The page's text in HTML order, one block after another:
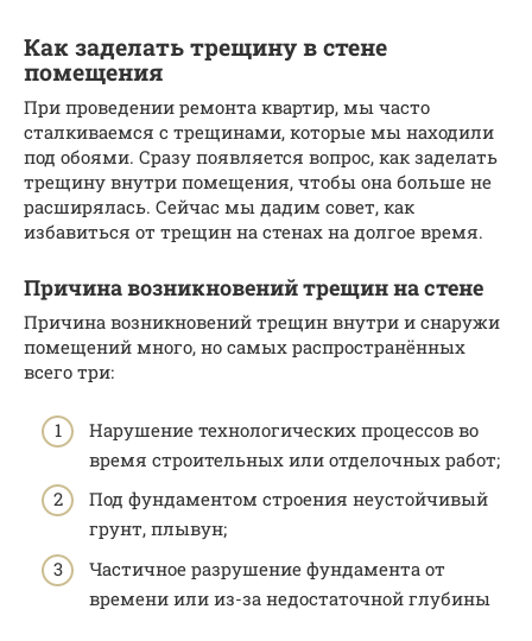
Как заделать трещину в стене
помещения
При проведении ремонта квартир, мы часто
сталкиваемся с трещинами, которые мы находили
под обоями. Сразу появляется вопрос, как заделать
трещину внутри помещения, чтобы она больше не
расширялась. Сейчас мы дадим совет, как
избавиться от трещин на стенах на долгое время.
Причина возникновений трещин на стене
Причина возникновений трещин внутри и снаружи
помещений много, но самых распространённых
всего три:
Нарушение технологических процессов во
время строительных или отделочных работ;
Под фундаментом строения неустойчивый
грунт, плывун;
Частичное разрушение фундамента от
времени или из-за недостаточной глубины